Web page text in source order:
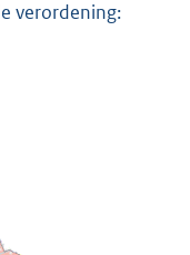
verordening: